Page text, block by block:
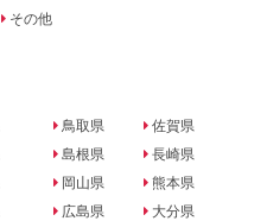
その他
鳥取県
島根県
岡山県
広島県
佐賀県
長崎県
熊本県
大分県